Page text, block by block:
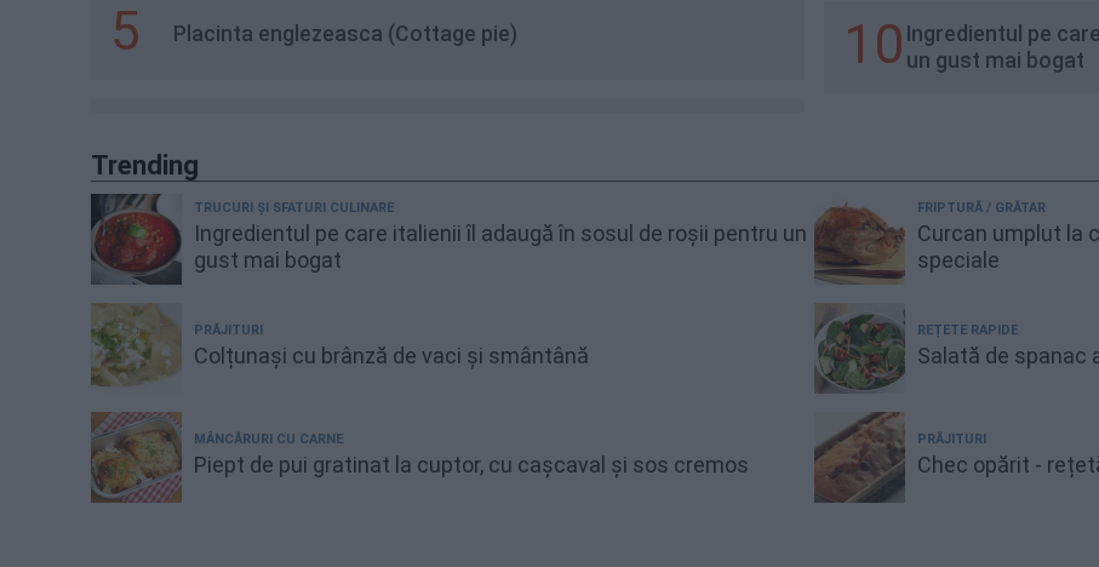
5 Placinta englezeasca (Cottage pie) 10 Ingredientul pe
un gust mai bogat
Trending
TRUCURI ȘI SFATURI CULINARE
Ingredientul pe care italienii îl adaugă în sosul de roșii pentru un
gust mai bogat
PRĂJITURI
Colțunași cu brânză de vaci și smântână
MÂNCĂRURI CU CARNE
Piept de pui gratinat la cuptor, cu cașcaval și sos cremos
FRIPTURĂ / GRĂTAR
Curcan umplut la
speciale
REȚETE RAPIDE
Salată de spanac
PRĂJITURI
Chec opărit -